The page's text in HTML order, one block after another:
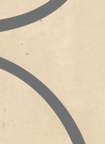
kreeg
Exter. Onder zijn
en een
redactie gezeten en
het stokje van
uit de redactie.
en kwam in 1985 als
was Schoonen nog
kwam terug om de
hij tot